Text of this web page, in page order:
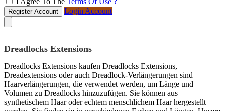
Register Account Login Account
Dreadlocks Extensions
Dreadlocks Extensions kaufen Dreadlocks Extensions,
Dreadextensions oder auch Dreadlock-Verlängerungen sind
Haarverlängerungen, die verwendet werden, um Länge und
Volumen zu Dreadlocks hinzuzufügen. Sie können aus
synthetischem Haar oder echtem menschlichem Haar hergestellt